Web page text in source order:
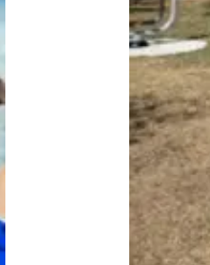
Nachrichten / Blog
Über Campingsucher
Häufig gestellte Fragen
Meinen Campingplatz anmelden
Zusammenarbeit / Werbung
Kontakt aufnehmen